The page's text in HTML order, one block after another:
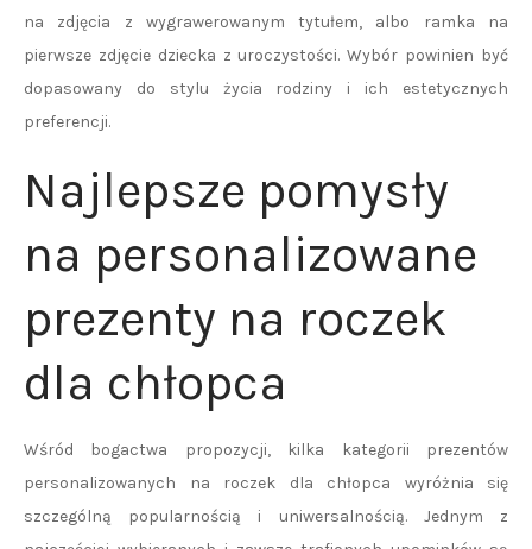
na zdjęcia z wygrawerowanym tytułem, albo ramka na
pierwsze zdjęcie dziecka z uroczystości. Wybór powinien być
dopasowany do stylu życia rodziny i ich estetycznych
preferencji.
Najlepsze pomysły
na personalizowane
prezenty na roczek
dla chłopca
Wśród bogactwa propozycji, kilka kategorii prezentów
personalizowanych na roczek dla chłopca wyróżnia się
szczególną popularnością i uniwersalnością. Jednym z